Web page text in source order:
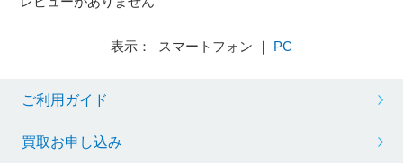
表示： スマートフォン ｜ PC
ご利用ガイド
買取お申し込み